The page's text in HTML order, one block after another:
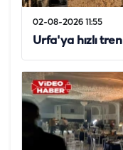
02-08-2026 11:55
Urfa'ya hızlı